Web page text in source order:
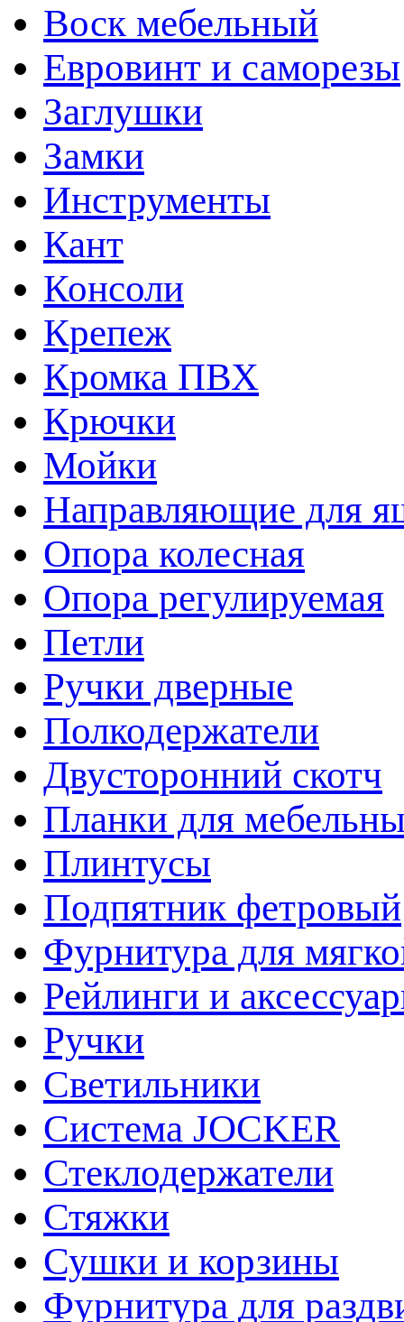
Воск мебельный
Евровинт и саморезы
Заглушки
Замки
Инструменты
Кант
Консоли
Крепеж
Кромка ПВХ
Крючки
Мойки
Направляющие для
Опора колесная
Опора регулируемая
Петли
Ручки дверные
Полкодержатели
Двусторонний скотч
Планки для
Плинтусы
Подпятник фетровый
Фурнитура для
Рейлинги и
Ручки
Светильники
Система JOCKER
Стеклодержатели
Стяжки
Сушки и корзины
Фурнитура для